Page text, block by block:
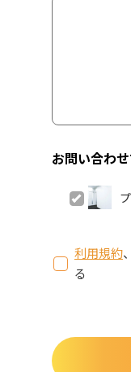
お問い合わ
利用規約、
る